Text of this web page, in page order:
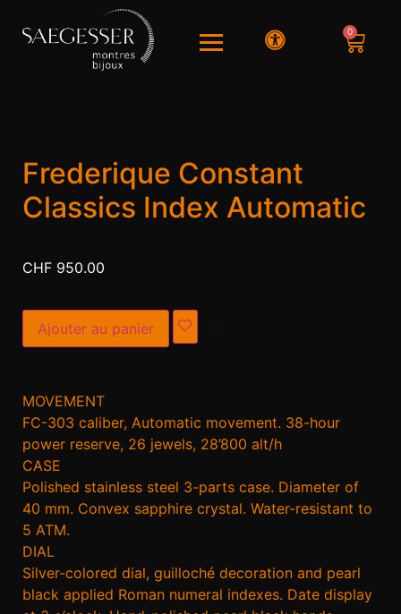
0
Frederique Constant
Classics Index Automatic
CHF 950.00
Ajouter au panier
MOVEMENT
FC-303 caliber, Automatic movement. 38-hour
power reserve, 26 jewels, 28’800 alt/h
CASE
Polished stainless steel 3-parts case. Diameter of
40 mm. Convex sapphire crystal. Water-resistant to
5 ATM.
DIAL
Silver-colored dial, guilloché decoration and pearl
black applied Roman numeral indexes. Date display